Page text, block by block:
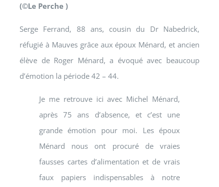
(©Le Perche )
Serge Ferrand, 88 ans, cousin du Dr Nabedrick,
réfugié à Mauves grâce aux époux Ménard, et ancien
élève de Roger Ménard, a évoqué avec beaucoup
d’émotion la période 42 – 44.
Je me retrouve ici avec Michel Ménard,
après 75 ans d’absence, et c’est une
grande émotion pour moi. Les époux
Ménard nous ont procuré de vraies
fausses cartes d’alimentation et de vrais
faux papiers indispensables à notre